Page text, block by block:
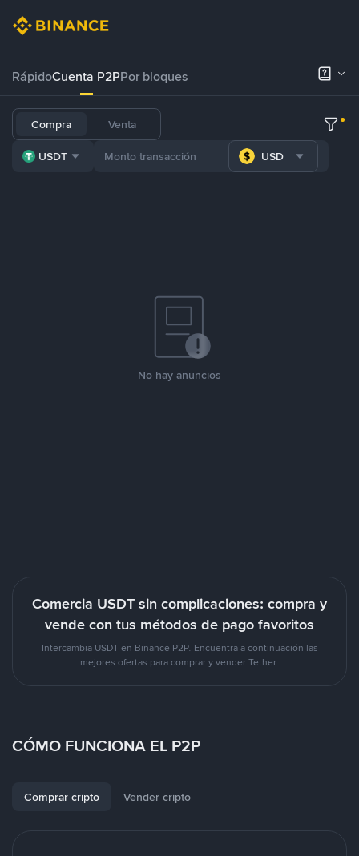
RápidoCuenta P2PPor bloques
Compra Venta
USDT USD
No hay anuncios
Comercia USDT sin complicaciones: compra y
vende con tus métodos de pago favoritos
Intercambia USDT en Binance P2P. Encuentra a continuación las
mejores ofertas para comprar y vender Tether.
CÓMO FUNCIONA EL P2P
Comprar cripto Vender cripto